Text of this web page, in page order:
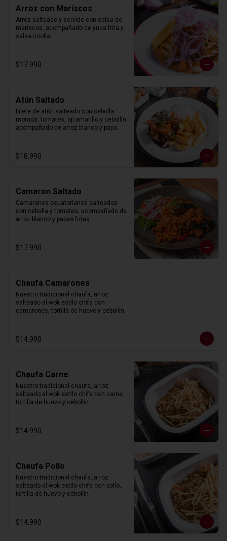
Arroz con Mariscos
Arroz salteado y servido con salsa de
mariscos, acompañado de yuca frita y
salsa criolla
$17.990
Atún Saltado
Filete de atún salteado con cebolla
morada, tomates, ají amarillo y cebollín
acompañado de arroz blanco y papa
$18.990
Camaron Saltado
Camarones ecuatorianos salteados
con cebolla y tomates, acompañado de
arroz blanco y papas fritas.
$17.990
Chaufa Camarones
Nuestro tradicional chaufa, arroz
salteado al wok estilo chifa con
camarones, tortilla de huevo y cebollín.
$14.990
Chaufa Carne
Nuestro tradicional chaufa, arroz
salteado al wok estilo chifa con carne,
tortilla de huevo y cebollín
$14.990
Chaufa Pollo
Nuestro tradicional chaufa, arroz
salteado al wok estilo chifa con pollo,
tortilla de huevo y cebollín.
$14.990